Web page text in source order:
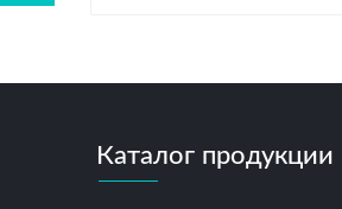
Каталог продукции